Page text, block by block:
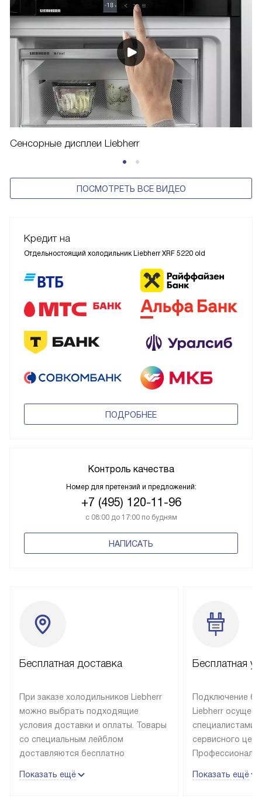
Сенсорные дисплеи Liebherr
ПОСМОТРЕТЬ ВСЕ ВИДЕО
Кредит на
Отдельностоящий холодильник Liebherr XRF 5220 old
ПОДРОБНЕЕ
Контроль качества
Номер для претензий и предложений:
+7 (495) 120-11-96
с 08:00 до 17:00 по будням
НАПИСАТЬ
Бесплатная доставка
При заказе холодильников Liebherr
можно выбрать подходящие
условия доставки и оплаты. Товары
со специальным лейблом
доставляются бесплатно
до подъезда, выезд за МКАД
Показать ещё
Бесплатная
Подключение
Liebherr
специалистами
сервисного
эксплуатации
Показать ещё